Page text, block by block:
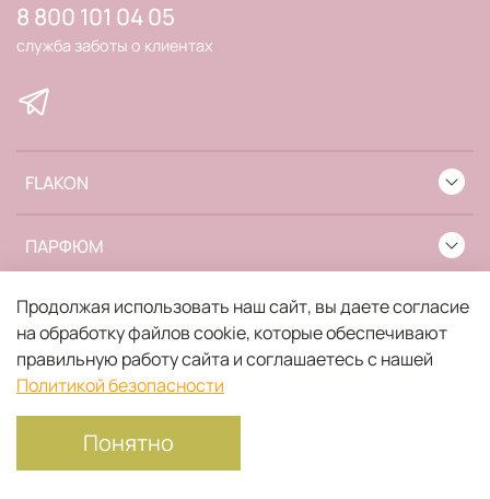
FLAKON
ПАРФЮМ
ИНФОРМАЦИЯ
8 800 101 04 05
служба заботы о клиентах
Продолжая использовать наш сайт, вы даете согласие
на обработку файлов cookie, которые обеспечивают
правильную работу сайта и соглашаетесь с нашей
Политикой безопасности
Понятно